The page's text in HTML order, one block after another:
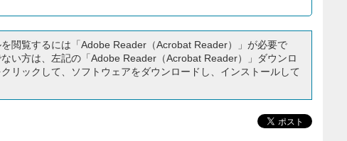
閲覧するには「Adobe Reader（Acrobat Reader）」が必要で
い方は、左記の「Adobe Reader（Acrobat Reader）」ダウンロ
リックして、ソフトウェアをダウンロードし、インストールして